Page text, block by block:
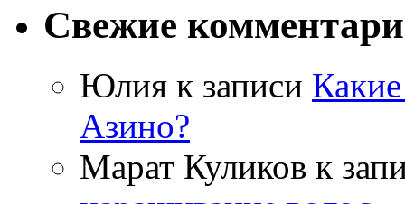
Свежие
Юлия к записи
Азино?
Марат Куликов к